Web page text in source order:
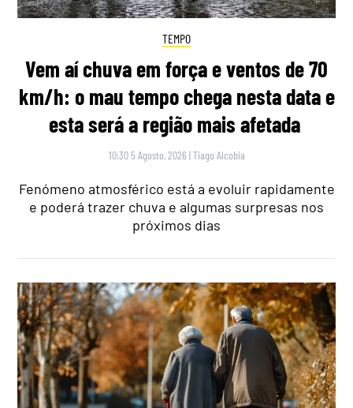
TEMPO
Vem aí chuva em força e ventos de 70
km/h: o mau tempo chega nesta data e
esta será a região mais afetada
10:30 5 Agosto, 2026 |Tiago Alcobia
Fenómeno atmosférico está a evoluir rapidamente
e poderá trazer chuva e algumas surpresas nos
próximos dias